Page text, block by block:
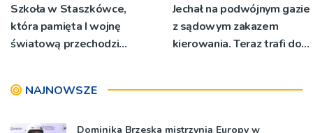
Szkoła w Staszkówce,
która pamięta I wojnę
światową przechodzi
Jechał na podwójnym gazie
z sądowym zakazem
kierowania. Teraz trafi do
NAJNOWSZE
Dominika Brzeska mistrzynią Europy w